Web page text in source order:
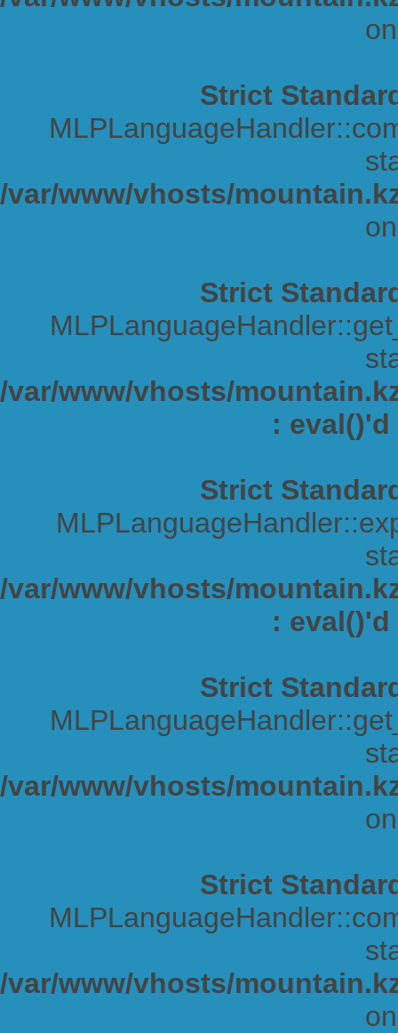
Strict
/var/www/vhosts/
Strict
/var/www/vhosts/
:
Strict
/var/www/vhosts/
:
Strict
/var/www/vhosts/
Strict
/var/www/vhosts/